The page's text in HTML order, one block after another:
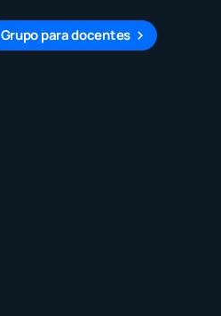
Grupo para docentes